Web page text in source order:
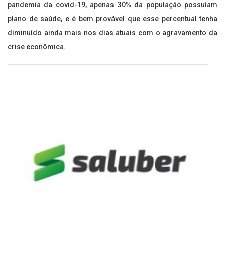
pandemia da covid-19, apenas 30% da população possuíam
plano de saúde, e é bem provável que esse percentual tenha
diminuído ainda mais nos dias atuais com o agravamento da
crise econômica.